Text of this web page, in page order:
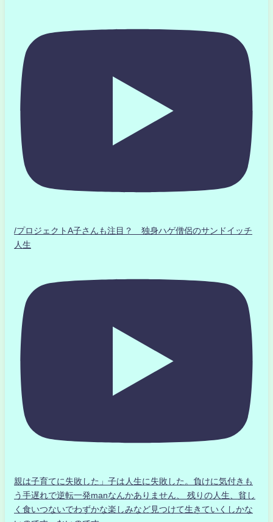
/プロジェクトA子さんも注目？ 独身ハゲ僧侶のサンドイッチ
人生
親は子育てに失敗した」子は人生に失敗した。負けに気付きも
う手遅れで逆転一発manなんかありません、 残りの人生、貧し
く食いつないでわずかな楽しみなど見つけて生きていくしかな